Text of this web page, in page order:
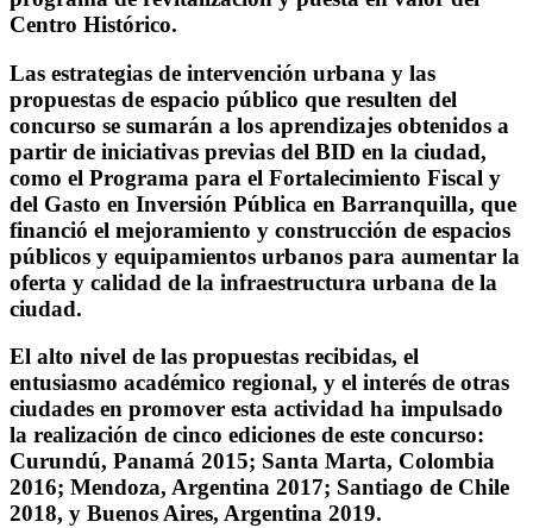
Centro Histórico.
Las estrategias de intervención urbana y las
propuestas de espacio público que resulten del
concurso se sumarán a los aprendizajes obtenidos a
partir de iniciativas previas del BID en la ciudad,
como el Programa para el Fortalecimiento Fiscal y
del Gasto en Inversión Pública en Barranquilla, que
financió el mejoramiento y construcción de espacios
públicos y equipamientos urbanos para aumentar la
oferta y calidad de la infraestructura urbana de la
ciudad.
El alto nivel de las propuestas recibidas, el
entusiasmo académico regional, y el interés de otras
ciudades en promover esta actividad ha impulsado
la realización de cinco ediciones de este concurso:
Curundú, Panamá 2015; Santa Marta, Colombia
2016; Mendoza, Argentina 2017; Santiago de Chile
2018, y Buenos Aires, Argentina 2019.